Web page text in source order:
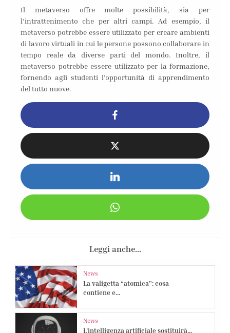
Il metaverso offre molte possibilità, sia per
l’intrattenimento che per altri campi. Ad esempio, il
metaverso potrebbe essere utilizzato per creare ambienti
di lavoro virtuali in cui le persone possono collaborare in
tempo reale da diverse parti del mondo. Inoltre, il
metaverso potrebbe essere utilizzato per la formazione,
fornendo agli studenti l’opportunità di apprendimento
del tutto nuove.
Leggi anche...
News
La valigetta “atomica”: cosa
contiene e...
News
L’intelligenza artificiale sostituirà...